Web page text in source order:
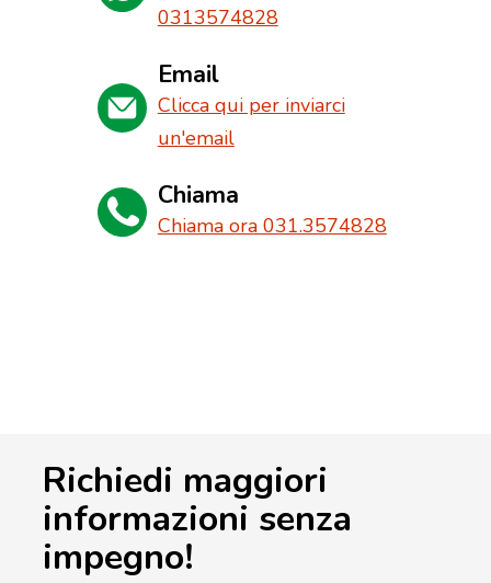
0313574828
Email
Clicca qui per inviarci
un'email
Chiama
Chiama ora 031.3574828
Richiedi maggiori
informazioni senza
impegno!